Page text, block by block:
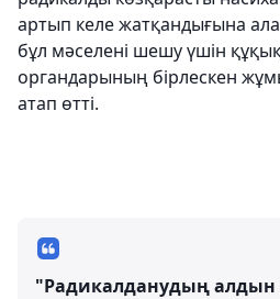
артып келе жатқандығына
бұл мәселені шешу үшін
органдарының бірлескен
атап өтті.
"Радикалданудың алдын